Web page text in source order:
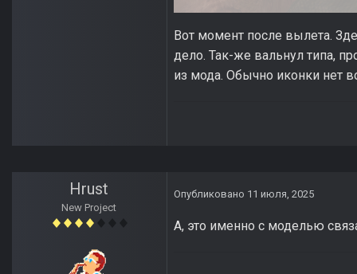
Вот момент после вылета.
дело. Так-же вальнул типа,
из мода. Обычно иконки нет
Hrust
New Project
Опубликовано 11 июля, 2025
А, это именно с моделью